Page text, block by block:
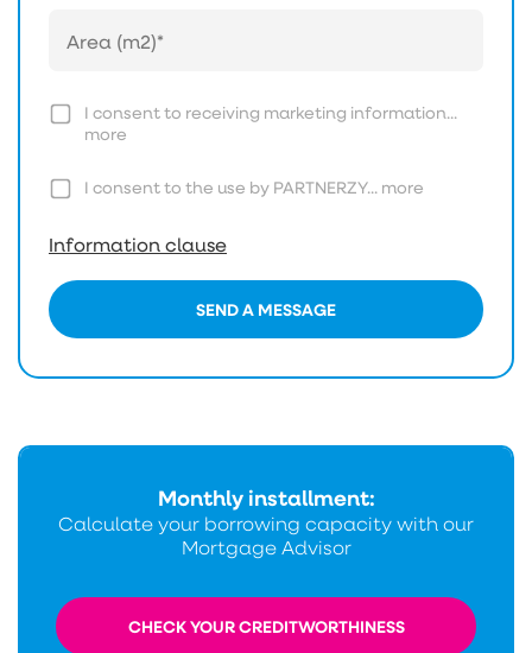
I consent to receiving marketing information...
more
I consent to the use by PARTNERZY... more
Information clause
SEND A MESSAGE
Monthly installment:
Calculate your borrowing capacity with our
Mortgage Advisor
CHECK YOUR CREDITWORTHINESS